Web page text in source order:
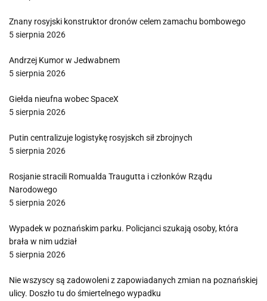
Znany rosyjski konstruktor dronów celem zamachu bombowego
5 sierpnia 2026
Andrzej Kumor w Jedwabnem
5 sierpnia 2026
Giełda nieufna wobec SpaceX
5 sierpnia 2026
Putin centralizuje logistykę rosyjskch sił zbrojnych
5 sierpnia 2026
Rosjanie stracili Romualda Traugutta i członków Rządu
Narodowego
5 sierpnia 2026
Wypadek w poznańskim parku. Policjanci szukają osoby, która
brała w nim udział
5 sierpnia 2026
Nie wszyscy są zadowoleni z zapowiadanych zmian na poznańskiej
ulicy. Doszło tu do śmiertelnego wypadku